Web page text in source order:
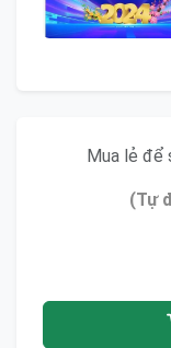
Mua lẻ để
(Tự